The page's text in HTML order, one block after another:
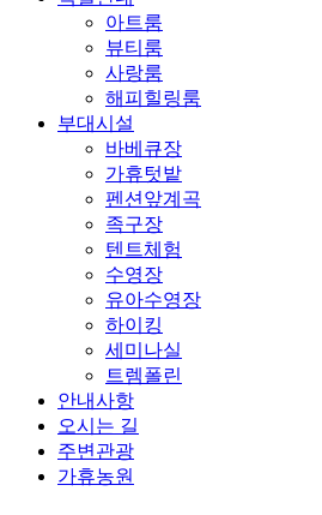
아트룸
뷰티룸
사랑룸
해피힐링룸
부대시설
바베큐장
가휴텃밭
펜션앞계곡
족구장
텐트체험
수영장
유아수영장
하이킹
세미나실
트렘폴린
안내사항
오시는 길
주변관광
가휴농원